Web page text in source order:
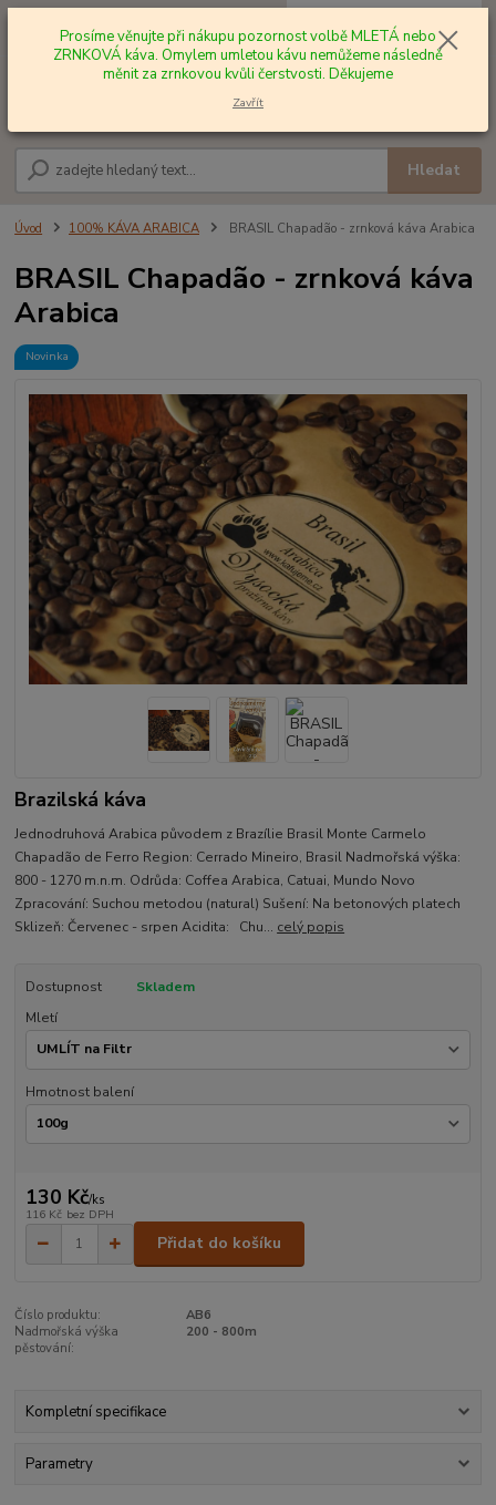
Hledat
+420 602 577 209 za0,00 Kč
Úvod 100% KÁVA ARABICA BRASIL Chapadão - zrnková káva Arabica
BRASIL Chapadão - zrnková káva
Arabica
Novinka
Brazilská káva
Jednodruhová Arabica původem z Brazílie Brasil Monte Carmelo
Chapadão de Ferro Region: Cerrado Mineiro, Brasil Nadmořská výška:
800 - 1270 m.n.m. Odrůda: Coffea Arabica, Catuai, Mundo Novo
Zpracování: Suchou metodou (natural) Sušení: Na betonových platech
Sklizeň: Červenec - srpen Acidita: Chu... celý popis
Dostupnost
Skladem
Mletí
Hmotnost balení
130 Kč/ks
116 Kč bez DPH
Přidat do košíku
Číslo produktu:
AB6
Nadmořská výška
pěstování:
200 - 800m
Kompletní specifikace
Parametry
Prosíme věnujte při nákupu pozornost volbě MLETÁ nebo
ZRNKOVÁ káva. Omylem umletou kávu nemůžeme následně
měnit za zrnkovou kvůli čerstvosti. Děkujeme
Zavřít